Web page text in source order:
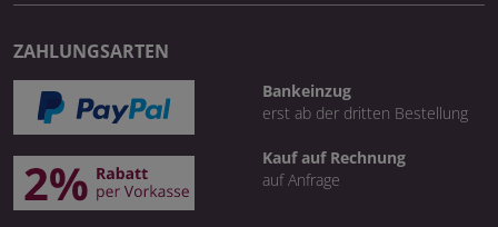
ZAHLUNGSARTEN
Bankeinzug
erst ab der dritten Bestellung
Kauf auf Rechnung
auf Anfrage